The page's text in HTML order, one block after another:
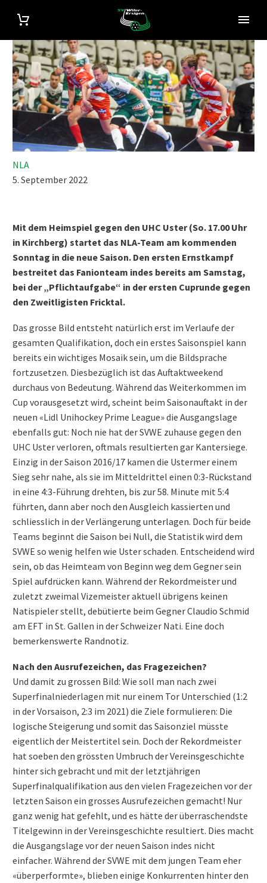
NLA
5. September 2022
Mit dem Heimspiel gegen den UHC Uster (So. 17.00 Uhr
in Kirchberg) startet das NLA-Team am kommenden
Sonntag in die neue Saison. Den ersten Ernstkampf
bestreitet das Fanionteam indes bereits am Samstag,
bei der „Pflichtaufgabe“ in der ersten Cuprunde gegen
den Zweitligisten Fricktal.
Das grosse Bild entsteht natürlich erst im Verlaufe der
gesamten Qualifikation, doch ein erstes Saisonspiel kann
bereits ein wichtiges Mosaik sein, um die Bildsprache
fortzusetzen. Diesbezüglich ist das Auftaktweekend
durchaus von Bedeutung. Während das Weiterkommen im
Cup vorausgesetzt wird, scheint beim Saisonauftakt in der
neuen «Lidl Unihockey Prime League» die Ausgangslage
ebenfalls gut: Noch nie hat der SVWE zuhause gegen den
UHC Uster verloren, oftmals resultierten gar Kantersiege.
Einzig in der Saison 2016/17 kamen die Ustermer einem
Sieg sehr nahe, als sie im Mitteldrittel einen 0:3-Rückstand
in eine 4:3-Führung drehten, bis zur 58. Minute mit 5:4
führten, dann aber noch den Ausgleich kassierten und
schliesslich in der Verlängerung unterlagen. Doch für beide
Teams beginnt die Saison bei Null, die Statistik wird dem
SVWE so wenig helfen wie Uster schaden. Entscheidend wird
sein, ob das Heimteam von Beginn weg dem Gegner sein
Spiel aufdrücken kann. Während der Rekordmeister und
zuletzt zweimal Vizemeister aktuell übrigens keinen
Natispieler stellt, debütierte beim Gegner Claudio Schmid
am EFT in St. Gallen in der Schweizer Nati. Eine doch
bemerkenswerte Randnotiz.
Nach den Ausrufezeichen, das Fragezeichen?
Und damit zu grossen Bild: Wie soll man nach zwei
Superfinalniederlagen mit nur einem Tor Unterschied (1:2
in der Vorsaison, 2:3 im 2021) die Ziele formulieren: Die
logische Steigerung und somit das Saisonziel müsste
eigentlich der Meistertitel sein. Doch der Rekordmeister
hat soeben den grössten Umbruch der Vereinsgeschichte
hinter sich gebracht und mit der letztjährigen
Superfinalqualifikation aus den vielen Fragezeichen vor der
letzten Saison ein grosses Ausrufezeichen gemacht! Nur
ganz wenig hat gefehlt, und es hätte der überraschendste
Titelgewinn in der Vereinsgeschichte resultiert. Dies macht
die Ausgangslage vor der neuen Saison indes nicht
einfacher. Während der SVWE mit dem jungen Team eher
«überperformte», blieben einige Konkurrenten hinter den